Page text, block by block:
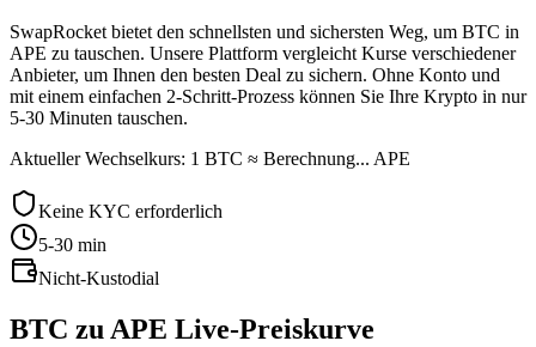
SwapRocket bietet den schnellsten und sichersten Weg, um BTC in
APE zu tauschen. Unsere Plattform vergleicht Kurse verschiedener
Anbieter, um Ihnen den besten Deal zu sichern. Ohne Konto und
mit einem einfachen 2-Schritt-Prozess können Sie Ihre Krypto in nur
5-30 Minuten tauschen.
Aktueller Wechselkurs: 1 BTC ≈ Berechnung... APE
Keine KYC erforderlich
5-30 min
Nicht-Kustodial
BTC zu APE Live-Preiskurve